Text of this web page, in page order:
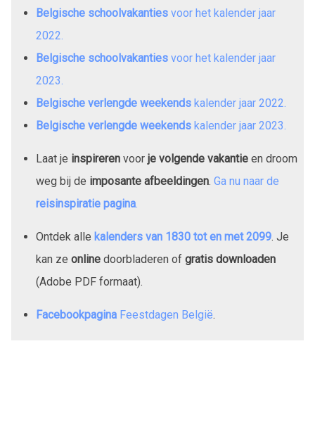
Belgische schoolvakanties voor het kalender jaar
2022
Belgische schoolvakanties voor het kalender jaar
2023
Belgische verlengde weekends kalender jaar 2022
Belgische verlengde weekends kalender jaar 2023
Laat je inspireren voor je volgende vakantie en droom
weg bij de imposante afbeeldingen. Ga nu naar de
reisinspiratie pagina
Ontdek alle kalenders van 1830 tot en met2099. Je
kan ze online doorbladeren of gratis downloaden
(Adobe PDF formaat).
Facebookpagina Feestdagen België.